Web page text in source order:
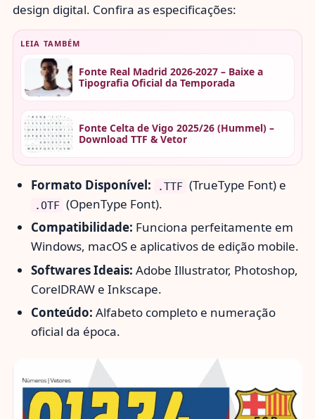
design digital. Confira as especificações:
LEIA TAMBÉM
Fonte Real Madrid 2026-2027 – Baixe a
Tipografia Oficial da Temporada
Fonte Celta de Vigo 2025/26 (Hummel) –
Download TTF & Vetor
Formato Disponível: .TTF (TrueType Font) e
.OTF (OpenType Font).
Compatibilidade: Funciona perfeitamente em
Windows, macOS e aplicativos de edição mobile.
Softwares Ideais: Adobe Illustrator, Photoshop,
CorelDRAW e Inkscape.
Conteúdo: Alfabeto completo e numeração
oficial da época.